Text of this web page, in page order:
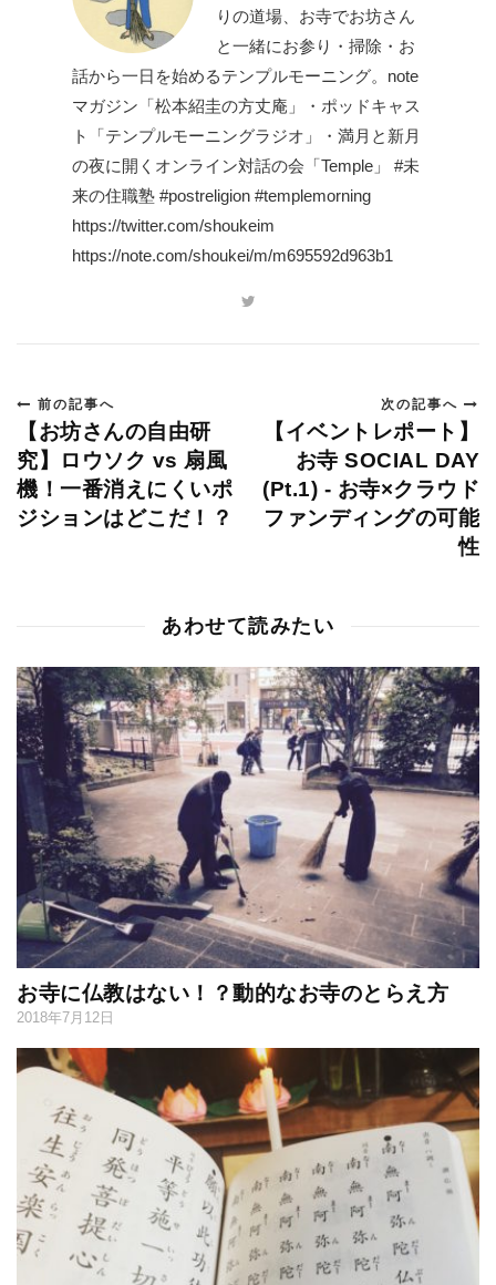
りの道場、お寺でお坊さん
と一緒にお参り・掃除・お
話から一日を始めるテンプルモーニング。note
マガジン「松本紹圭の方丈庵」・ポッドキャス
ト「テンプルモーニングラジオ」・満月と新月
の夜に開くオンライン対話の会「Temple」 #未
来の住職塾 #postreligion #templemorning
https://twitter.com/shoukeim
https://note.com/shoukei/m/m695592d963b1
前の記事へ
【お坊さんの自由研
究】ロウソク vs 扇風
機！一番消えにくいポ
ジションはどこだ！？
次の記事へ
【イベントレポート】
お寺 SOCIAL DAY
(Pt.1) - お寺×クラウド
ファンディングの可能
性
あわせて読みたい
お寺に仏教はない！？動的なお寺のとらえ方
2018年7月12日